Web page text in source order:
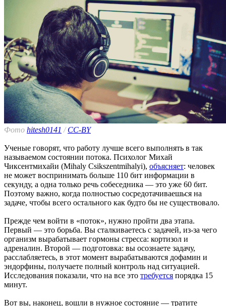
Фото hitesh0141 /CC-BY
Ученые говорят, что работу лучше всего выполнять в так
называемом состоянии потока. Психолог Михай
Чиксентмихайи (Mihaly Csikszentmihalyi), объясняет: человек
не может воспринимать больше 110 бит информации в
секунду, а одна только речь собеседника — это уже 60 бит.
Поэтому важно, когда полностью сосредотачиваешься на
задаче, чтобы всего остального как будто бы не существовало.
Прежде чем войти в «поток», нужно пройти два этапа.
Первый — это борьба. Вы сталкиваетесь с задачей, из-за чего
организм вырабатывает гормоны стресса: кортизол и
адреналин. Второй — подготовка: вы осознаете задачу,
расслабляетесь, в этот момент вырабатываются дофамин и
эндорфины, получаете полный контроль над ситуацией.
Исследования показали, что на все это требуется порядка 15
минут.
Вот вы, наконец, вошли в нужное состояние — тратите